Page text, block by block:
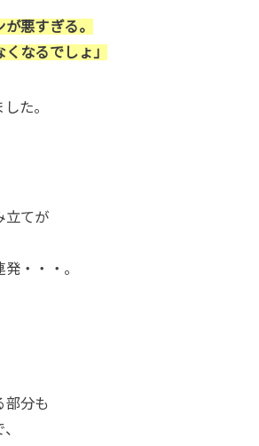
悪すぎる。
なるでしょ」
た。
立てが
・・・。
部分も